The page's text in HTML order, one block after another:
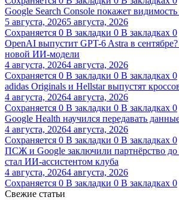
Google Search Console покажет
5 августа, 20265 августа, 2026
Сохраняется 0 В закладки 0 В закладках 0
OpenAI выпустит GPT-6 Astra в
новой ИИ-модели
4 августа, 20264 августа, 2026
Сохраняется 0 В закладки 0 В закладках 0
adidas Originals и Hellstar выпустят
4 августа, 20264 августа, 2026
Сохраняется 0 В закладки 0 В закладках 0
Google Health научился передавать
4 августа, 20264 августа, 2026
Сохраняется 0 В закладки 0 В закладках 0
ПСЖ и Google заключили партнёрство
стал ИИ-ассистентом клуба
4 августа, 20264 августа, 2026
Сохраняется 0 В закладки 0 В закладках 0
Свежие статьи